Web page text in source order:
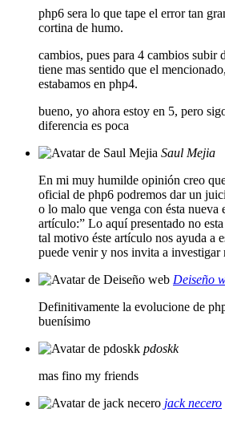
php6 sera lo que tape el error tan
cortina de humo.
cambios, pues para 4 cambios subir
tiene mas sentido que el
estabamos en php4.
bueno, yo ahora estoy en 5, pero
diferencia es poca
Saul Mejia
En mi muy humilde opinión creo
oficial de php6 podremos dar un
o lo malo que venga con ésta nueva
artículo:” Lo aquí presentado no
tal motivo éste artículo nos ayuda a
puede venir y nos invita a investigar
Deiseño
Definitivamente la evolucione de
buenísimo
pdoskk
mas fino my friends
jack necero